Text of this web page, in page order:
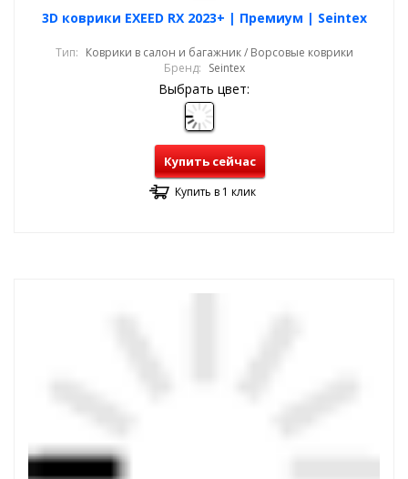
3D коврики EXEED RX 2023+ | Премиум | Seintex
Тип: Коврики в салон и багажник / Ворсовые коврики
Бренд: Seintex
Выбрать цвет:
Купить сейчас
Купить в 1 клик